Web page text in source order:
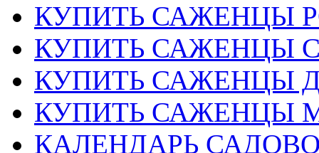
КУПИТЬ САЖЕНЦЫ
КУПИТЬ САЖЕНЦЫ
КУПИТЬ САЖЕНЦЫ
КУПИТЬ САЖЕНЦЫ
КАЛЕНДАРЬ